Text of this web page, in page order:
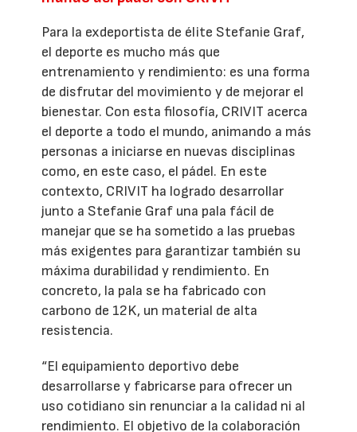
Para la exdeportista de élite Stefanie Graf,
el deporte es mucho más que
entrenamiento y rendimiento: es una forma
de disfrutar del movimiento y de mejorar el
bienestar. Con esta filosofía, CRIVIT acerca
el deporte a todo el mundo, animando a más
personas a iniciarse en nuevas disciplinas
como, en este caso, el pádel. En este
contexto, CRIVIT ha logrado desarrollar
junto a Stefanie Graf una pala fácil de
manejar que se ha sometido a las pruebas
más exigentes para garantizar también su
máxima durabilidad y rendimiento. En
concreto, la pala se ha fabricado con
carbono de 12K, un material de alta
resistencia.
“El equipamiento deportivo debe
desarrollarse y fabricarse para ofrecer un
uso cotidiano sin renunciar a la calidad ni al
rendimiento. El objetivo de la colaboración